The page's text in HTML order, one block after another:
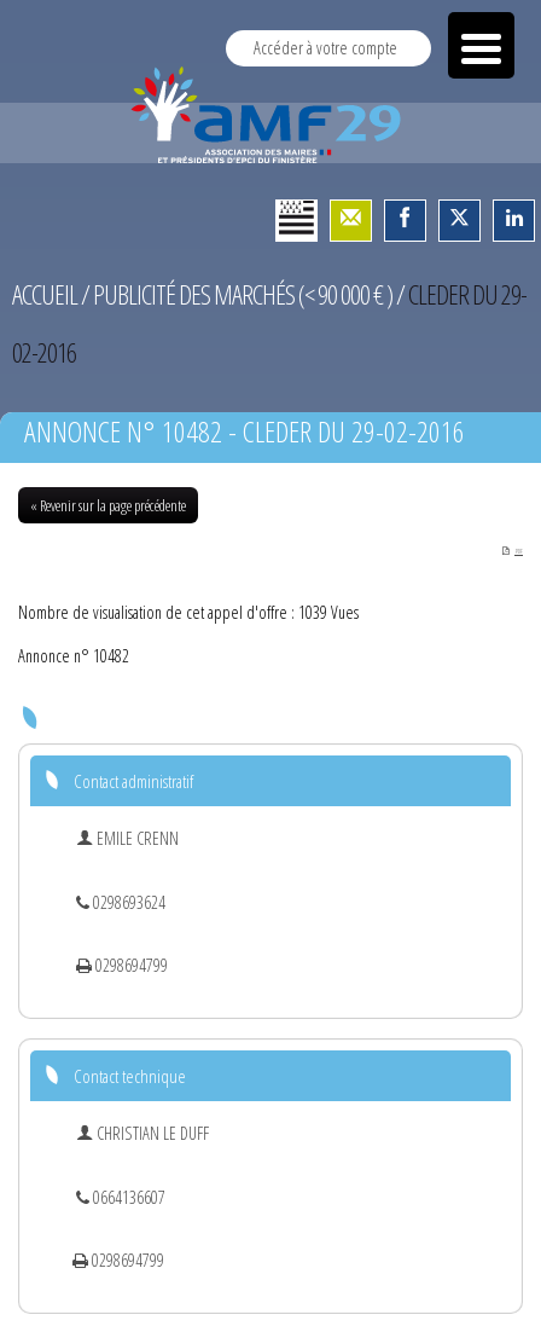
Accéder à votre compte
ACCUEIL/PUBLICITÉ DES MARCHÉS (< 90 000 € )/CLEDER DU 29-
02-2016
ANNONCE N° 10482 - CLEDER DU 29-02-2016
« Revenir sur la page précédente
PDF
Nombre de visualisation de cet appel d'offre : 1039 Vues
Annonce n° 10482
Contact administratif
EMILE CRENN
0298693624
0298694799
Contact technique
CHRISTIAN LE DUFF
0664136607
0298694799